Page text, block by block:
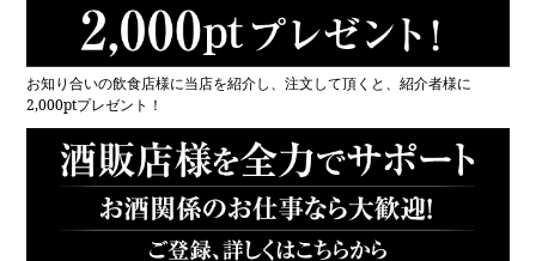
お知り合いの飲食店様に当店を紹介し、注文して頂くと、紹介者様に
2,000ptプレゼント！